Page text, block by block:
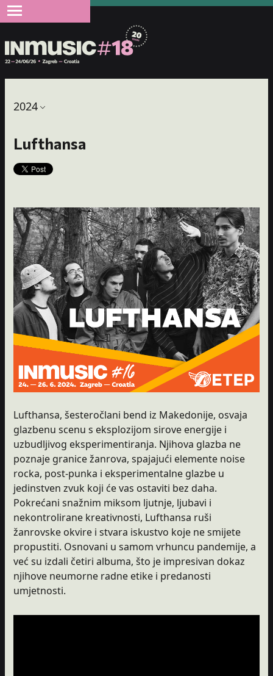
2024
Lufthansa
Lufthansa, šesteročlani bend iz Makedonije, osvaja
glazbenu scenu s eksplozijom sirove energije i
uzbudljivog eksperimentiranja. Njihova glazba ne
poznaje granice žanrova, spajajući elemente noise
rocka, post-punka i eksperimentalne glazbe u
jedinstven zvuk koji će vas ostaviti bez daha.
Pokrećani snažnim miksom ljutnje, ljubavi i
nekontrolirane kreativnosti, Lufthansa ruši
žanrovske okvire i stvara iskustvo koje ne smijete
propustiti. Osnovani u samom vrhuncu pandemije, a
već su izdali četiri albuma, što je impresivan dokaz
njihove neumorne radne etike i predanosti
umjetnosti.